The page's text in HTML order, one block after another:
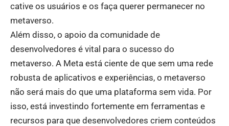
cative os usuários e os faça querer permanecer no
metaverso.
Além disso, o apoio da comunidade de
desenvolvedores é vital para o sucesso do
metaverso. A Meta está ciente de que sem uma rede
robusta de aplicativos e experiências, o metaverso
não será mais do que uma plataforma sem vida. Por
isso, está investindo fortemente em ferramentas e
recursos para que desenvolvedores criem conteúdos